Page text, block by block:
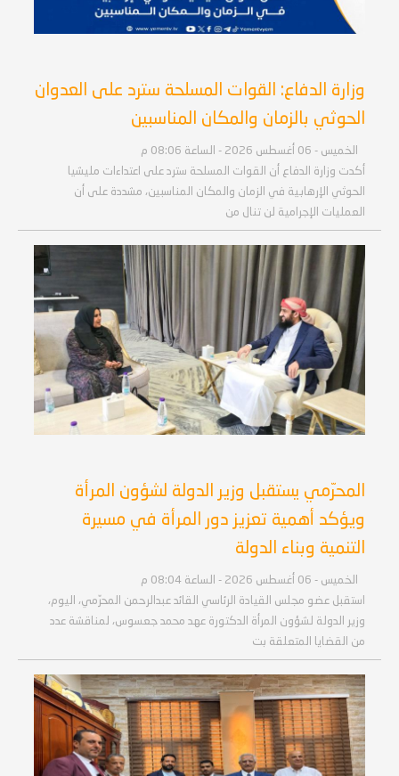
وزارة الدفاع: القوات المسلحة سترد على العدوان
الحوثي بالزمان والمكان المناسبين
الخميس - 06 أغسطس 2026 - الساعة 08:06 م
أكدت وزارة الدفاع أن القوات المسلحة سترد على اعتداءات مليشيا
الحوثي الإرهابية في الزمان والمكان المناسبين، مشددة على أن
العمليات الإجرامية لن تنال من
المحرّمي يستقبل وزير الدولة لشؤون المرأة
ويؤكد أهمية تعزيز دور المرأة في مسيرة
التنمية وبناء الدولة
الخميس - 06 أغسطس 2026 - الساعة 08:04 م
استقبل عضو مجلس القيادة الرئاسي القائد عبدالرحمن المحرّمي، اليوم،
وزير الدولة لشؤون المرأة الدكتورة عهد محمد جعسوس، لمناقشة عدد
من القضايا المتعلقة بت